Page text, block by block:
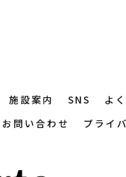
施設案内 SNS よ
問い合わせ プライ